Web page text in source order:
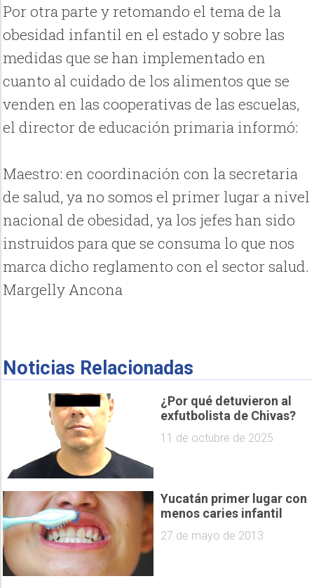
Por otra parte y retomando el tema de la
obesidad infantil en el estado y sobre las
medidas que se han implementado en
cuanto al cuidado de los alimentos que se
venden en las cooperativas de las escuelas,
el director de educación primaria informó:
Maestro: en coordinación con la secretaria
de salud, ya no somos el primer lugar a nivel
nacional de obesidad, ya los jefes han sido
instruidos para que se consuma lo que nos
marca dicho reglamento con el sector salud.
Margelly Ancona
Noticias Relacionadas
¿Por qué detuvieron al
exfutbolista de Chivas?
11 de octubre de 2025
Yucatán primer lugar con
menos caries infantil
27 de mayo de 2013